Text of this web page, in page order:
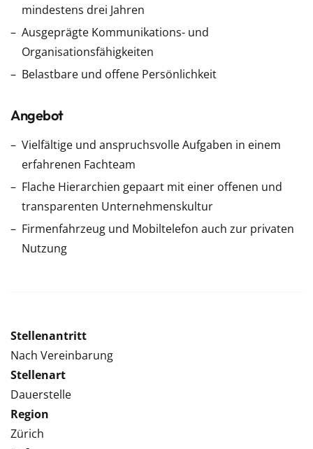
mindestens drei Jahren
Ausgeprägte Kommunikations- und
Organisationsfähigkeiten
Belastbare und offene Persönlichkeit
Angebot
Vielfältige und anspruchsvolle Aufgaben in einem
erfahrenen Fachteam
Flache Hierarchien gepaart mit einer offenen und
transparenten Unternehmenskultur
Firmenfahrzeug und Mobiltelefon auch zur privaten
Nutzung
Stellenantritt
Nach Vereinbarung
Stellenart
Dauerstelle
Region
Zürich